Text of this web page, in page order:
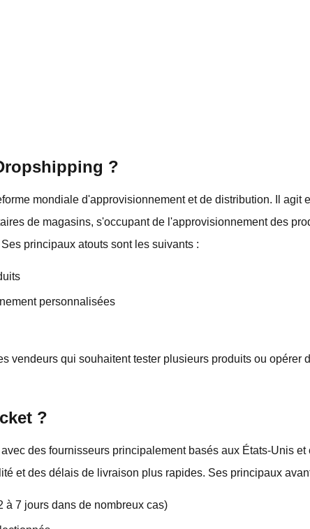
?
mondiale d'approvisionnement et de distribution. Il agit
de magasins, s'occupant de l'approvisionnement des
principaux atouts sont les suivants :
personnalisées
vendeurs qui souhaitent tester plusieurs produits ou opérer
?
des fournisseurs principalement basés aux États-Unis
et des délais de livraison plus rapides. Ses principaux
à 7 jours dans de nombreux cas)